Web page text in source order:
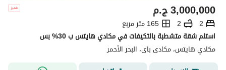
ج.م3,000,000
2
2
165 متر مربع
استلم شقة متشطبة بالتكيفات في مكادي هايتس ب 30% بس
مكادي هايتس، مكادى باى، البحر الأحمر